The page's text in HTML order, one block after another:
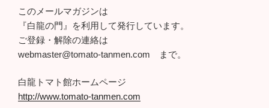
このメールマガジンは
『白龍の門』を利用して発行しています。
ご登録・解除の連絡は
webmaster@tomato-tanmen.com まで。
白龍トマト館ホームページ
http://www.tomato-tanmen.com